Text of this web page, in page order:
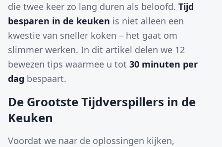
die twee keer zo lang duren als beloofd. Tijd
besparen in de keuken is niet alleen een
kwestie van sneller koken – het gaat om
slimmer werken. In dit artikel delen we 12
bewezen tips waarmee u tot 30 minuten per
dag bespaart.
De Grootste Tijdverspillers in de
Keuken
Voordat we naar de oplossingen kijken,